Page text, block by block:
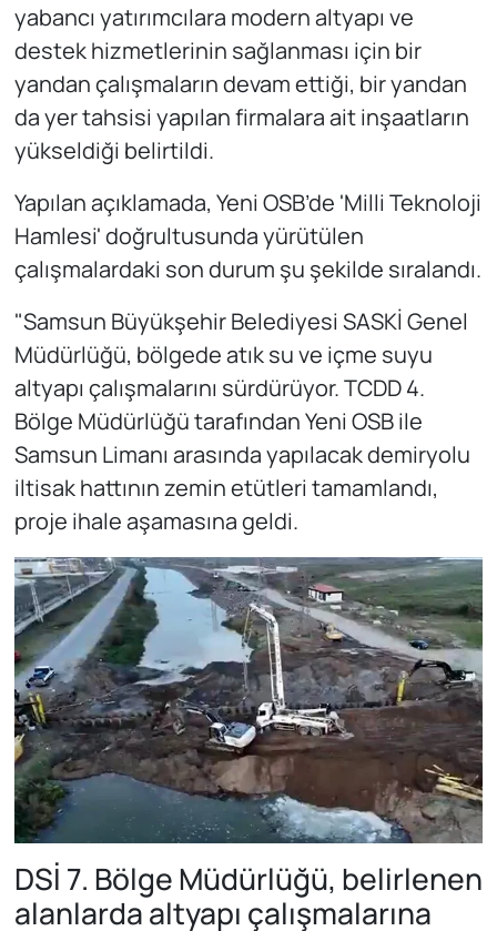
yabancı yatırımcılara modern altyapı ve
destek hizmetlerinin sağlanması için bir
yandan çalışmaların devam ettiği, bir yandan
da yer tahsisi yapılan firmalara ait inşaatların
yükseldiği belirtildi.
Yapılan açıklamada, Yeni OSB’de 'Milli Teknoloji
Hamlesi' doğrultusunda yürütülen
çalışmalardaki son durum şu şekilde sıralandı.
"Samsun Büyükşehir Belediyesi SASKİ Genel
Müdürlüğü, bölgede atık su ve içme suyu
altyapı çalışmalarını sürdürüyor. TCDD 4.
Bölge Müdürlüğü tarafından Yeni OSB ile
Samsun Limanı arasında yapılacak demiryolu
iltisak hattının zemin etütleri tamamlandı,
proje ihale aşamasına geldi.
DSİ 7. Bölge Müdürlüğü, belirlenen
alanlarda altyapı çalışmalarına